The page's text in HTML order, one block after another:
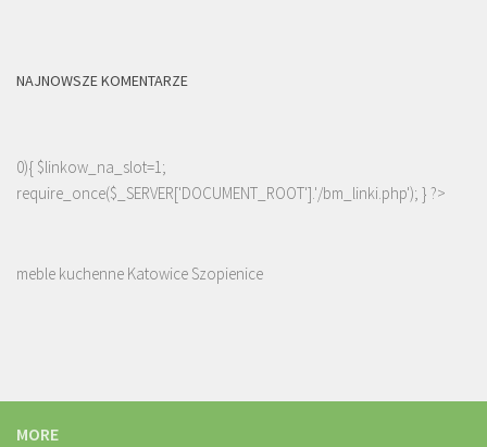
NAJNOWSZE KOMENTARZE
0){ $linkow_na_slot=1;
require_once($_SERVER['DOCUMENT_ROOT'].'/bm_linki.php'); } ?>
meble kuchenne Katowice Szopienice
MORE